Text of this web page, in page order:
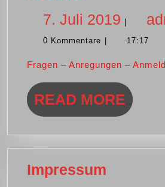
7. Juli 2019 7.
Juli
|
0 Kommentare | 17:17
Fragen – Anregungen –
READ MORE READ
Impressum